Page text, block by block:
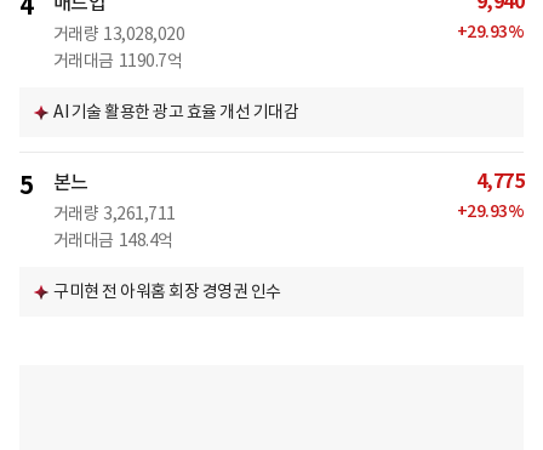
4
거래량 13,028,020
거래대금 1190.7억
+29.93%
AI 기술 활용한 광고 효율 개선 기대감
5 본느
거래량 3,261,711
거래대금 148.4억
4,775
+29.93%
구미현 전 아워홈 회장 경영권 인수